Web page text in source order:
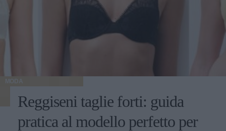
MODA
Reggiseni taglie forti: guida
pratica al modello perfetto per